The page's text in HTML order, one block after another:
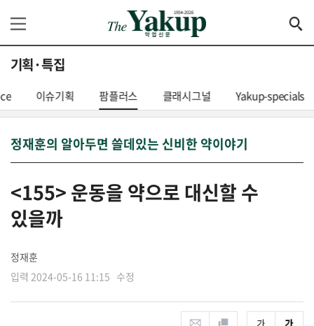
기획·특집
이슈기획 팜플러스 클래시그널 Yakup-specials
정재훈의 알아두면 쓸데있는 신비한 약이야기
<155> 운동을 약으로 대신할 수
있을까
정재훈
입력 2024-05-16 11:15 수정